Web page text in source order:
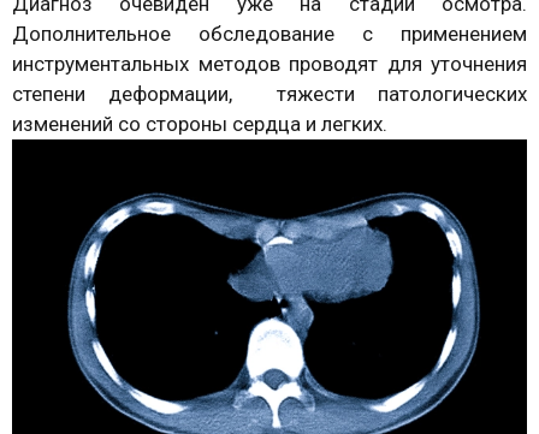
Дополнительное обследование с применением
инструментальных методов проводят для уточнения
степени деформации, тяжести патологических
изменений со стороны сердца и легких.